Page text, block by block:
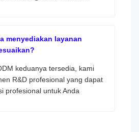
menyediakan layanan
keduanya tersedia, kami
R&D profesional yang dapat
profesional untuk Anda